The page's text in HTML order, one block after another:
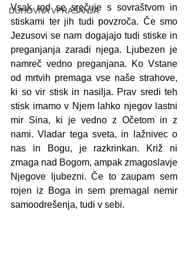
DUHOVNA VPRAŠANJA
Vsak rod se srečuje s sovraštvom in
stiskami ter jih tudi povzroča. Če smo
Jezusovi se nam dogajajo tudi stiske in
preganjanja zaradi njega. Ljubezen je
namreč vedno preganjana. Ko Vstane
od mrtvih premaga vse naše strahove,
ki so vir stisk in nasilja. Prav sredi teh
stisk imamo v Njem lahko njegov lastni
mir Sina, ki je vedno z Očetom in z
nami. Vladar tega sveta, in lažnivec o
nas in Bogu, je razkrinkan. Križ ni
zmaga nad Bogom, ampak zmagoslavje
Njegove ljubezni. Če to zaupam sem
rojen iz Boga in sem premagal nemir
samoodrešenja, tudi v sebi.